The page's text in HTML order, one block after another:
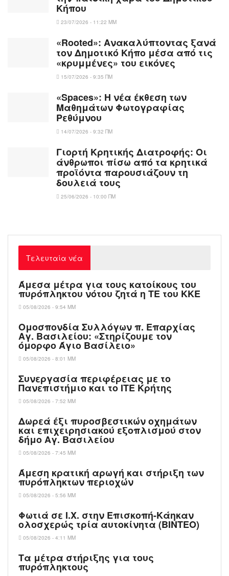
Κήπου
23/07/2026 - 11:22 ΜΜ
«Rooted»: Ανακαλύπτοντας ξανά
τον Δημοτικό Κήπο μέσα από τις
«κρυμμένες» του εικόνες
15/07/2026 - 9:35 ΠΜ
«Spaces»: Η νέα έκθεση των
Μαθημάτων Φωτογραφίας
Ρεθύμνου
14/07/2026 - 9:32 ΠΜ
Γιορτή Κρητικής Διατροφής: Οι
άνθρωποι πίσω από τα κρητικά
προϊόντα παρουσιάζουν τη
δουλειά τους
25/06/2026 - 10:00 ΠΜ
Τελευταία νέα
Άμεσα μέτρα για τους κατοίκους του
πυρόπληκτου νότου ζητά η ΤΕ του ΚΚΕ
05/08/2026 - 9:54 ΜΜ
Ομοσπονδία Συλλόγων π. Επαρχίας
Αγ. Βασιλείου: «Στηρίζουμε τον
όμορφο Άγιο Βασίλειο»
05/08/2026 - 8:01 ΜΜ
Συνεργασία περιφέρειας με το
Πανεπιστήμιο και το ΙΤΕ Κρήτης
05/08/2026 - 7:52 ΜΜ
Δωρεά έξι πυροσβεστικών οχημάτων
και επιχειρησιακού εξοπλισμού στον
δήμο Αγ. Βασιλείου
05/08/2026 - 7:45 ΜΜ
Άμεση κρατική αρωγή και στήριξη των
πυρόπληκτων περιοχών
05/08/2026 - 5:56 ΜΜ
Φωτιά σε Ι.Χ. στην Επισκοπή-Κάηκαν
ολοσχερώς τρία αυτοκίνητα (ΒΙΝΤΕΟ)
05/08/2026 - 4:11 ΜΜ
Τα μέτρα στήριξης για τους
πυρόπληκτους